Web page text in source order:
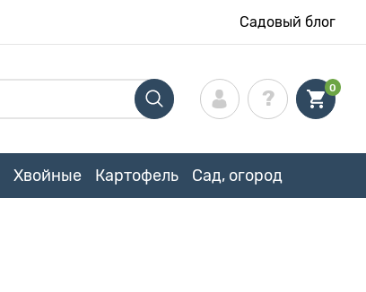
Садовый блог
0
Хвойные Картофель Сад, огород